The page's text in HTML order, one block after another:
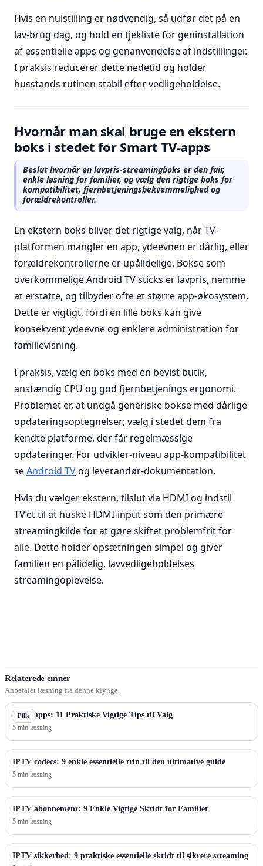
Hvis en nulstilling er nødvendig, så udfør det på en
lav-brug dag, og hold en tjekliste for geninstallation
af essentielle apps og genanvendelse af indstillinger.
I praksis reducerer dette nedetid og holder
husstands rutinen stabil efter vedligeholdelse.
Hvornår man skal bruge en ekstern
boks i stedet for Smart TV-apps
Beslut hvornår en lavpris-streamingboks er den fair,
enkle løsning for familier, og vælg den rigtige boks for
kompatibilitet, fjernbetjeningsbekvemmelighed og
forældrekontroller.
En ekstern boks bliver det rigtige valg, når TV-
platformen mangler en app, ydeevnen er dårlig, eller
forældrekontrollerne er upålidelige. Bokse som
overkommelige Android TV sticks er lavpris, nemme
at erstatte, og tilbyder ofte et større app-økosystem.
Dette er vigtigt, fordi en lille boks kan give
konsekvent ydeevne og enklere administration for
familievisning.
I praksis, vælg en boks med en bevist butik,
anstændig CPU og god fjernbetjenings ergonomi.
Problemet er, at undgå generiske bokse med dårlige
opdateringsoptegnelser; vælg i stedet dem fra
kendte platforme, der får regelmæssige
opdateringer. For udvikler-niveau app-kompatibilitet
seAndroid TVog leverandør-dokumentation.
Hvis du vælger ekstern, tilslut via HDMI og indstil
TV’et til at huske HDMI-input som den primære
streamingkilde for at gøre skiftet problemfrit for
alle. Dette holder opsætningen simpel og giver
familien en pålidelig, lavvedligeholdelses
streamingoplevelse.
Relaterede emner
Anbefalet læsning fra denne klynge.
Pille
IPTV apps: 11 Praktiske Vigtige Tips til Valg
5 min læsning
IPTV codecs: 9 enkle essentielle trin til den ultimative guide
5 min læsning
IPTV abonnement: 9 Enkle Vigtige Skridt for Familier
5 min læsning
IPTV sikkerhed: 9 praktiske essentielle skridt til sikrere streaming